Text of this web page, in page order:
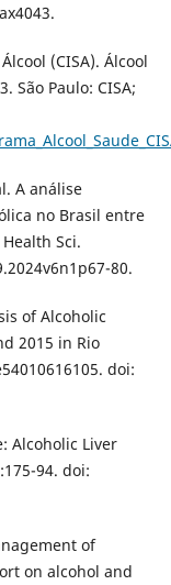
(CISA). Álcool
São Paulo: CISA;
A análise
no Brasil entre
Sci.
80.
of Alcoholic
2015 in Rio
doi:
Alcoholic Liver
94. doi:
of
on alcohol and